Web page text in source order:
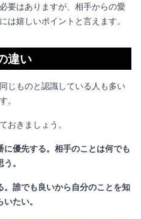
要はありますが、相手からの愛
は嬉しいポイントと言えます。
違い
じものと認識している人も多い
。
おきましょう。
優先する。相手のことは何でも
。
。誰でも良いから自分のことを知
たい。